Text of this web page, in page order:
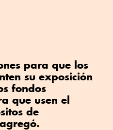
para que los
su exposición
fondos
que usen el
de